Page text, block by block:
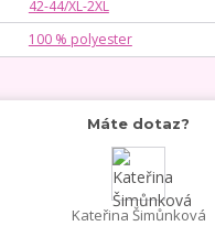
42-44/XL-2XL
100 % polyester
Máte dotaz?
Kateřina Šimůnková